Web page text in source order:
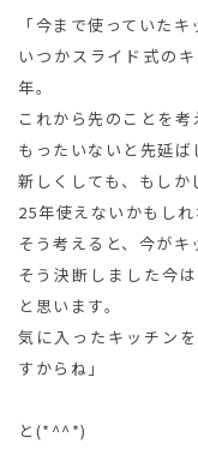
「今まで使っていた
いつかスライド式の
年。
これから先のことを
もったいないと先延ば
新しくしても、もしか
25年使えないかもしれ
そう考えると、今がキ
そう決断しました今
と思います。
気に入ったキッチン
すからね」
と(*^^*)